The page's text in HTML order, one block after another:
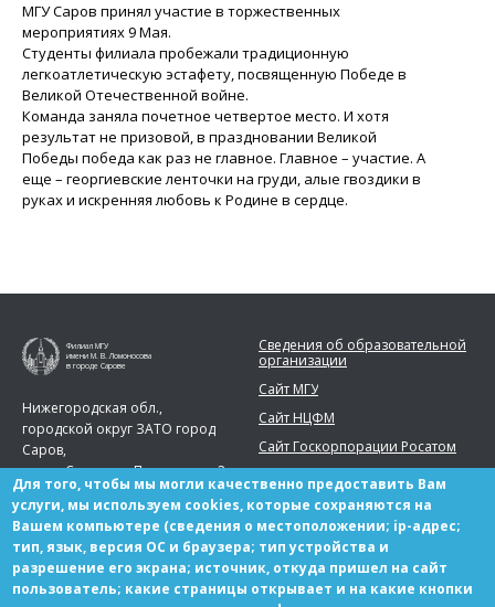
МГУ Саров принял участие в торжественных
мероприятиях 9 Мая.
Студенты филиала пробежали традиционную
легкоатлетическую эстафету, посвященную Победе в
Великой Отечественной войне.
Команда заняла почетное четвертое место. И хотя
результат не призовой, в праздновании Великой
Победы победа как раз не главное. Главное – участие. А
еще – георгиевские ленточки на груди, алые гвоздики в
руках и искренняя любовь к Родине в сердце.
Филиал МГУ
имени М. В. Ломоносова
в городе Сарове
Нижегородская обл.,
городской округ ЗАТО город
Саров,
город Саров, ул. Парковая, д. 2
Телефон:+7 (83130) 99777
sarov.msu@yandex.ru
Сведения об образовательной
организации
Сайт МГУ
Сайт НЦФМ
Сайт Госкорпорации Росатом
Для того, чтобы мы могли качественно предоставить Вам
услуги, мы используем cookies, которые сохраняются на
Вашем компьютере (сведения о местоположении; ip-адрес;
тип, язык, версия ОС и браузера; тип устройства и
разрешение его экрана; источник, откуда пришел на сайт
пользователь; какие страницы открывает и на какие кнопки